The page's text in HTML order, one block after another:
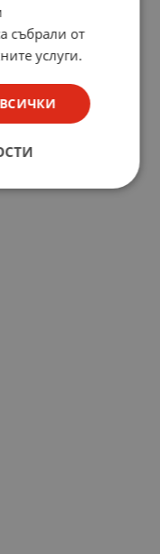
събрали от
услуги.